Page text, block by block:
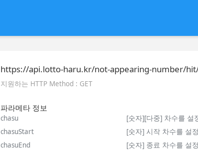
https://api.lotto-haru.kr/not-appearing-number/
지원하는 HTTP Method : GET
파라메타 정보
chasu
[숫자][다중] 차수를 설
chasuStart
[숫자] 시작 차수를 설
chasuEnd
[숫자] 종료 차수를 설